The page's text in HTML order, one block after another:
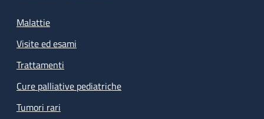
Malattie
Visite ed esami
Trattamenti
Cure palliative pediatriche
Tumori rari